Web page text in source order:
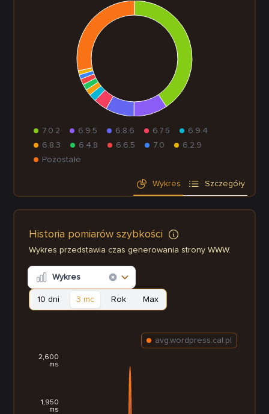
Wykres Szczegóły
7.0.2 6.9.5 6.8.6 6.7.5
6.9.4
6.8.3
6.4.8 6.6.5 7.0
6.2.9
Pozostałe
Historia pomiarów szybkości
Wykres przedstawia czas generowania strony WWW.
Wykres
10 dni 3 mc Rok Max
1,950
ms
2,600
ms
avg.wordpress.cal.pl